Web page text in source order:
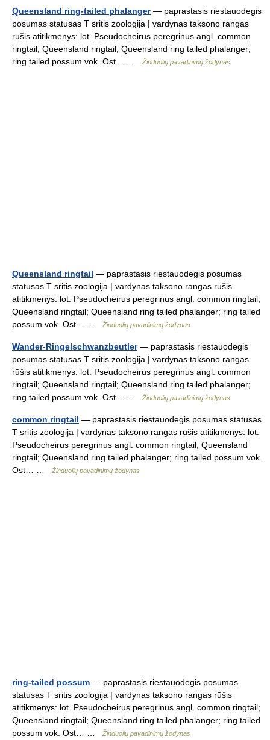
Queensland ring-tailed phalanger— paprastasis riestauodegis
posumas statusas T sritis zoologija | vardynas taksono rangas
rūšis atitikmenys: lot. Pseudocheirus peregrinus angl. common
ringtail; Queensland ringtail; Queensland ring tailed phalanger;
ring tailed possum vok. Ost… …
Žinduolių pavadinimų žodynas
Queensland ringtail — paprastasis riestauodegis posumas
statusas T sritis zoologija | vardynas taksono rangas rūšis
atitikmenys: lot. Pseudocheirus peregrinus angl. common ringtail;
Queensland ringtail; Queensland ring tailed phalanger; ring tailed
possum vok. Ost… …
Žinduolių pavadinimų žodynas
Wander-Ringelschwanzbeutler— paprastasis riestauodegis
posumas statusas T sritis zoologija | vardynas taksono rangas
rūšis atitikmenys: lot. Pseudocheirus peregrinus angl. common
ringtail; Queensland ringtail; Queensland ring tailed phalanger;
ring tailed possum vok. Ost… …
Žinduolių pavadinimų žodynas
common ringtail — paprastasis riestauodegis posumas statusas
T sritis zoologija | vardynas taksono rangas rūšis atitikmenys: lot.
Pseudocheirus peregrinus angl. common ringtail; Queensland
ringtail; Queensland ring tailed phalanger; ring tailed possum vok.
Ost… …
Žinduolių pavadinimų žodynas
ring-tailed possum — paprastasis riestauodegis posumas
statusas T sritis zoologija | vardynas taksono rangas rūšis
atitikmenys: lot. Pseudocheirus peregrinus angl. common ringtail;
Queensland ringtail; Queensland ring tailed phalanger; ring tailed
possum vok. Ost… …
Žinduolių pavadinimų žodynas